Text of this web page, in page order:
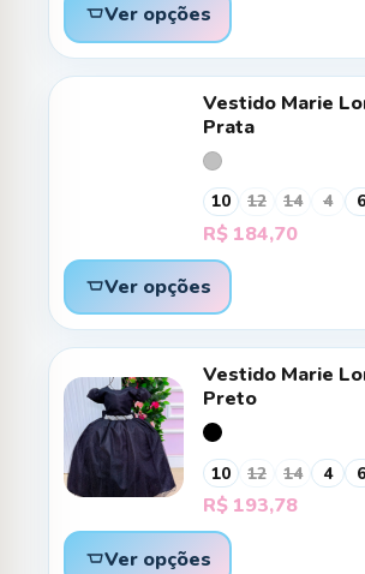
Ver opções
Vestido Marie
Prata
10 12 14 4 6
R$ 184,70
Ver opções
Vestido Marie
Preto
10 12 14 4 6
R$ 193,78
Ver opções